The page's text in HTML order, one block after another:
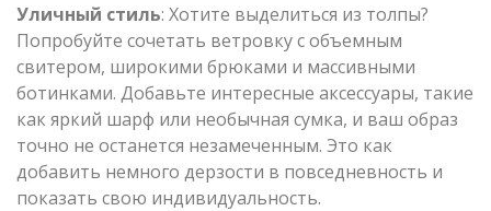
Уличный стиль: Хотите выделиться из толпы?
Попробуйте сочетать ветровку с объемным
свитером, широкими брюками и массивными
ботинками. Добавьте интересные аксессуары, такие
как яркий шарф или необычная сумка, и ваш образ
точно не останется незамеченным. Это как
добавить немного дерзости в повседневность и
показать свою индивидуальность.